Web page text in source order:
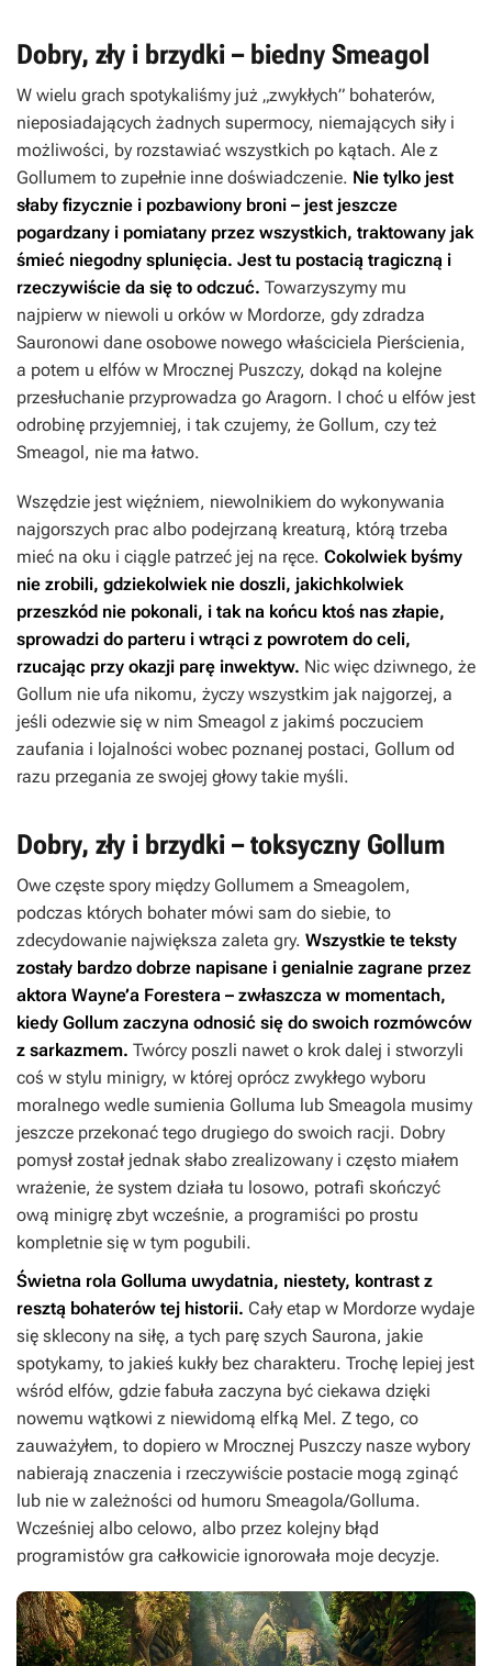
Dobry, zły i brzydki – biedny Smeagol
W wielu grach spotykaliśmy już „zwykłych” bohaterów,
nieposiadających żadnych supermocy, niemających siły i
możliwości, by rozstawiać wszystkich po kątach. Ale z
Gollumem to zupełnie inne doświadczenie. Nie tylko jest
słaby fizycznie i pozbawiony broni – jest jeszcze
pogardzany i pomiatany przez wszystkich, traktowany jak
śmieć niegodny splunięcia. Jest tu postacią tragiczną i
rzeczywiście da się to odczuć. Towarzyszymy mu
najpierw w niewoli u orków w Mordorze, gdy zdradza
Sauronowi dane osobowe nowego właściciela Pierścienia,
a potem u elfów w Mrocznej Puszczy, dokąd na kolejne
przesłuchanie przyprowadza go Aragorn. I choć u elfów jest
odrobinę przyjemniej, i tak czujemy, że Gollum, czy też
Smeagol, nie ma łatwo.
Wszędzie jest więźniem, niewolnikiem do wykonywania
najgorszych prac albo podejrzaną kreaturą, którą trzeba
mieć na oku i ciągle patrzeć jej na ręce. Cokolwiek byśmy
nie zrobili, gdziekolwiek nie doszli, jakichkolwiek
przeszkód nie pokonali, i tak na końcu ktoś nas złapie,
sprowadzi do parteru i wtrąci z powrotem do celi,
rzucając przy okazji parę inwektyw. Nic więc dziwnego, że
Gollum nie ufa nikomu, życzy wszystkim jak najgorzej, a
jeśli odezwie się w nim Smeagol z jakimś poczuciem
zaufania i lojalności wobec poznanej postaci, Gollum od
razu przegania ze swojej głowy takie myśli.
Dobry, zły i brzydki – toksyczny Gollum
Owe częste spory między Gollumem a Smeagolem,
podczas których bohater mówi sam do siebie, to
zdecydowanie największa zaleta gry. Wszystkie te teksty
zostały bardzo dobrze napisane i genialnie zagrane przez
aktora Wayne’a Forestera – zwłaszcza w momentach,
kiedy Gollum zaczyna odnosić się do swoich rozmówców
z sarkazmem. Twórcy poszli nawet o krok dalej i stworzyli
coś w stylu minigry, w której oprócz zwykłego wyboru
moralnego wedle sumienia Golluma lub Smeagola musimy
jeszcze przekonać tego drugiego do swoich racji. Dobry
pomysł został jednak słabo zrealizowany i często miałem
wrażenie, że system działa tu losowo, potrafi skończyć
ową minigrę zbyt wcześnie, a programiści po prostu
kompletnie się w tym pogubili.
Świetna rola Golluma uwydatnia, niestety, kontrast z
resztą bohaterów tej historii. Cały etap w Mordorze wydaje
się sklecony na siłę, a tych parę szych Saurona, jakie
spotykamy, to jakieś kukły bez charakteru. Trochę lepiej jest
wśród elfów, gdzie fabuła zaczyna być ciekawa dzięki
nowemu wątkowi z niewidomą elfką Mel. Z tego, co
zauważyłem, to dopiero w Mrocznej Puszczy nasze wybory
nabierają znaczenia i rzeczywiście postacie mogą zginąć
lub nie w zależności od humoru Smeagola/Golluma.
Wcześniej albo celowo, albo przez kolejny błąd
programistów gra całkowicie ignorowała moje decyzje.